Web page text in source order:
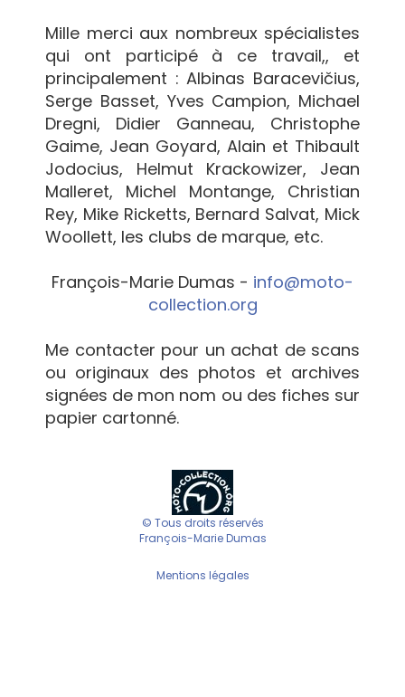
Mille merci aux nombreux spécialistes
qui ont participé à ce travail,, et
principalement : Albinas Baracevičius,
Serge Basset, Yves Campion, Michael
Dregni, Didier Ganneau, Christophe
Gaime, Jean Goyard, Alain et Thibault
Jodocius, Helmut Krackowizer, Jean
Malleret, Michel Montange, Christian
Rey, Mike Ricketts, Bernard Salvat, Mick
Woollett, les clubs de marque, etc.
François-Marie Dumas - info@moto-
collection.org
Me contacter pour un achat de scans
ou originaux des photos et archives
signées de mon nom ou des fiches sur
papier cartonné.
© Tous droits réservés
François-Marie Dumas
Mentions légales